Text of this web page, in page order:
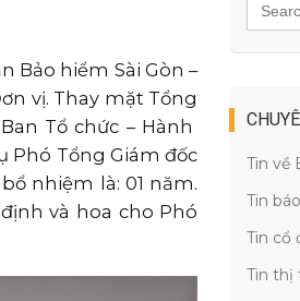
Bảo hiểm Sài Gòn –
vị. Thay mặt Tổng
Tổ chức – Hành
Phó Tổng Giám đốc
nhiệm là: 01 năm.
và hoa cho Phó
for:
Tin về
Tin
Tin cổ
Tin thị